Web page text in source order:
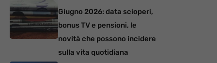
Giugno 2026: data scioperi,
bonus TV e pensioni, le
novità che possono incidere
sulla vita quotidiana